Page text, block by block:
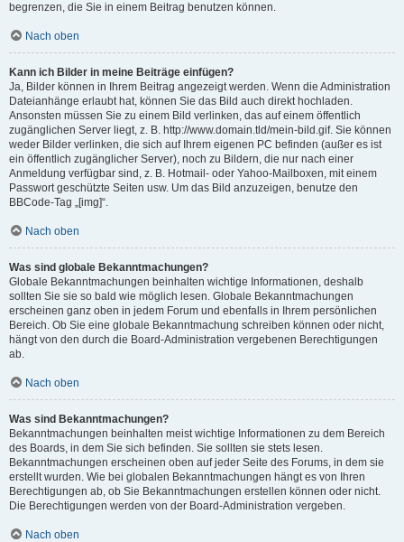
begrenzen, die Sie in einem Beitrag benutzen können.
Nach oben
Kann ich Bilder in meine Beiträge einfügen?
Ja, Bilder können in Ihrem Beitrag angezeigt werden. Wenn die Administration
Dateianhänge erlaubt hat, können Sie das Bild auch direkt hochladen.
Ansonsten müssen Sie zu einem Bild verlinken, das auf einem öffentlich
zugänglichen Server liegt, z. B. http://www.domain.tld/mein-bild.gif. Sie können
weder Bilder verlinken, die sich auf Ihrem eigenen PC befinden (außer es ist
ein öffentlich zugänglicher Server), noch zu Bildern, die nur nach einer
Anmeldung verfügbar sind, z. B. Hotmail- oder Yahoo-Mailboxen, mit einem
Passwort geschützte Seiten usw. Um das Bild anzuzeigen, benutze den
BBCode-Tag „[img]“.
Nach oben
Was sind globale Bekanntmachungen?
Globale Bekanntmachungen beinhalten wichtige Informationen, deshalb
sollten Sie sie so bald wie möglich lesen. Globale Bekanntmachungen
erscheinen ganz oben in jedem Forum und ebenfalls in Ihrem persönlichen
Bereich. Ob Sie eine globale Bekanntmachung schreiben können oder nicht,
hängt von den durch die Board-Administration vergebenen Berechtigungen
ab.
Nach oben
Was sind Bekanntmachungen?
Bekanntmachungen beinhalten meist wichtige Informationen zu dem Bereich
des Boards, in dem Sie sich befinden. Sie sollten sie stets lesen.
Bekanntmachungen erscheinen oben auf jeder Seite des Forums, in dem sie
erstellt wurden. Wie bei globalen Bekanntmachungen hängt es von Ihren
Berechtigungen ab, ob Sie Bekanntmachungen erstellen können oder nicht.
Die Berechtigungen werden von der Board-Administration vergeben.
Nach oben